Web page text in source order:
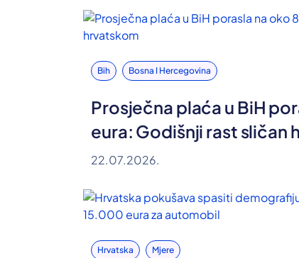
Bih Bosna I Hercegovina
Prosječna plaća u BiH
eura: Godišnji rast sličan
22.07.2026.
Hrvatska Mjere